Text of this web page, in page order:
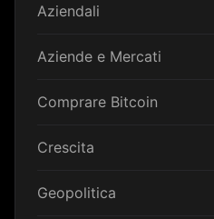
Aziendali
Aziende e Mercati
Comprare Bitcoin
Crescita
Geopolitica